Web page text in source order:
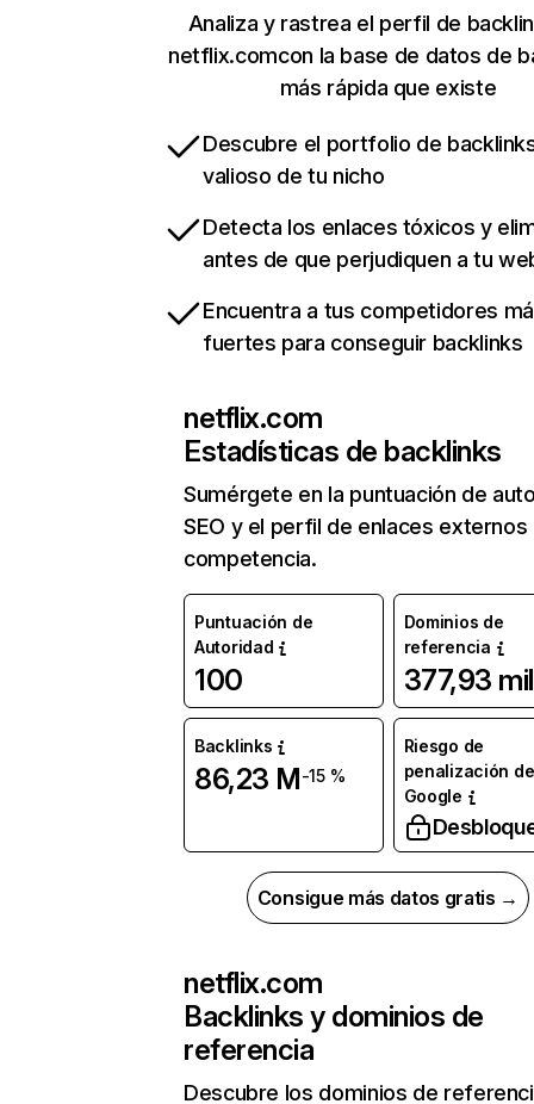
Analiza y rastrea el perfil de
netflix.comcon la base de datos de
más rápida que existe
Descubre el portfolio de
valioso de tu nicho
Detecta los enlaces tóxicos y
antes de que perjudiquen a tu
Encuentra a tus competidores
fuertes para conseguir backlinks
netflix.com
Estadísticas de backlinks
Sumérgete en la puntuación de
SEO y el perfil de enlaces externos
competencia.
Puntuación de
Autoridad
100
Dominios de
referencia
377,93 mil
Backlinks
86,23 M-15 %
Riesgo de
penalización de
Google
Consigue más datos gratis →
netflix.com
Backlinks y dominios de
referencia
Descubre los dominios de